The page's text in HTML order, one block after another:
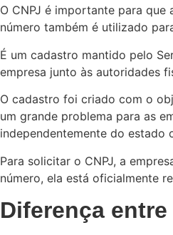
O CNPJ é importante para
número também é utilizado
É um cadastro mantido pelo
empresa junto às autoridades
O cadastro foi criado com o
um grande problema para as
independentemente do estado
Para solicitar o CNPJ, a
número, ela está oficialmente
Diferença